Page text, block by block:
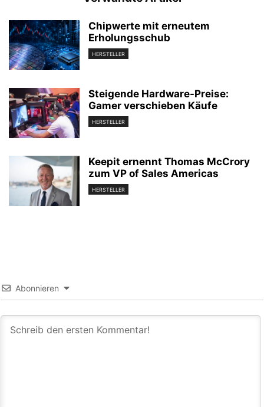
Chipwerte mit erneutem
Erholungsschub
HERSTELLER
Steigende Hardware-Preise:
Gamer verschieben Käufe
HERSTELLER
Keepit ernennt Thomas McCrory
zum VP of Sales Americas
HERSTELLER
Abonnieren